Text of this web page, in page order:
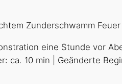
Zunderschwamm
eine Stunde vor
ca. 10 min | Geänderte